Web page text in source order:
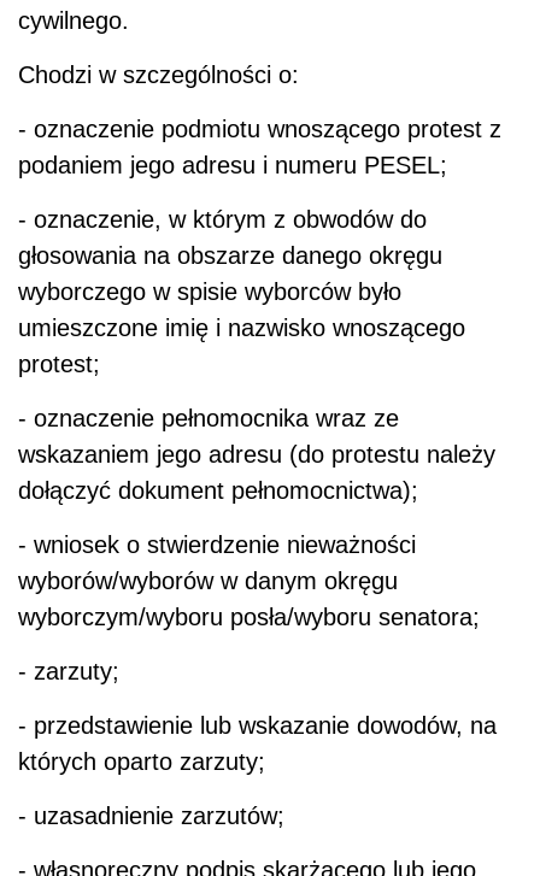
cywilnego.
Chodzi w szczególności o:
- oznaczenie podmiotu wnoszącego protest z
podaniem jego adresu i numeru PESEL;
- oznaczenie, w którym z obwodów do
głosowania na obszarze danego okręgu
wyborczego w spisie wyborców było
umieszczone imię i nazwisko wnoszącego
protest;
- oznaczenie pełnomocnika wraz ze
wskazaniem jego adresu (do protestu należy
dołączyć dokument pełnomocnictwa);
- wniosek o stwierdzenie nieważności
wyborów/wyborów w danym okręgu
wyborczym/wyboru posła/wyboru senatora;
- zarzuty;
- przedstawienie lub wskazanie dowodów, na
których oparto zarzuty;
- uzasadnienie zarzutów;
- własnoręczny podpis skarżącego lub jego